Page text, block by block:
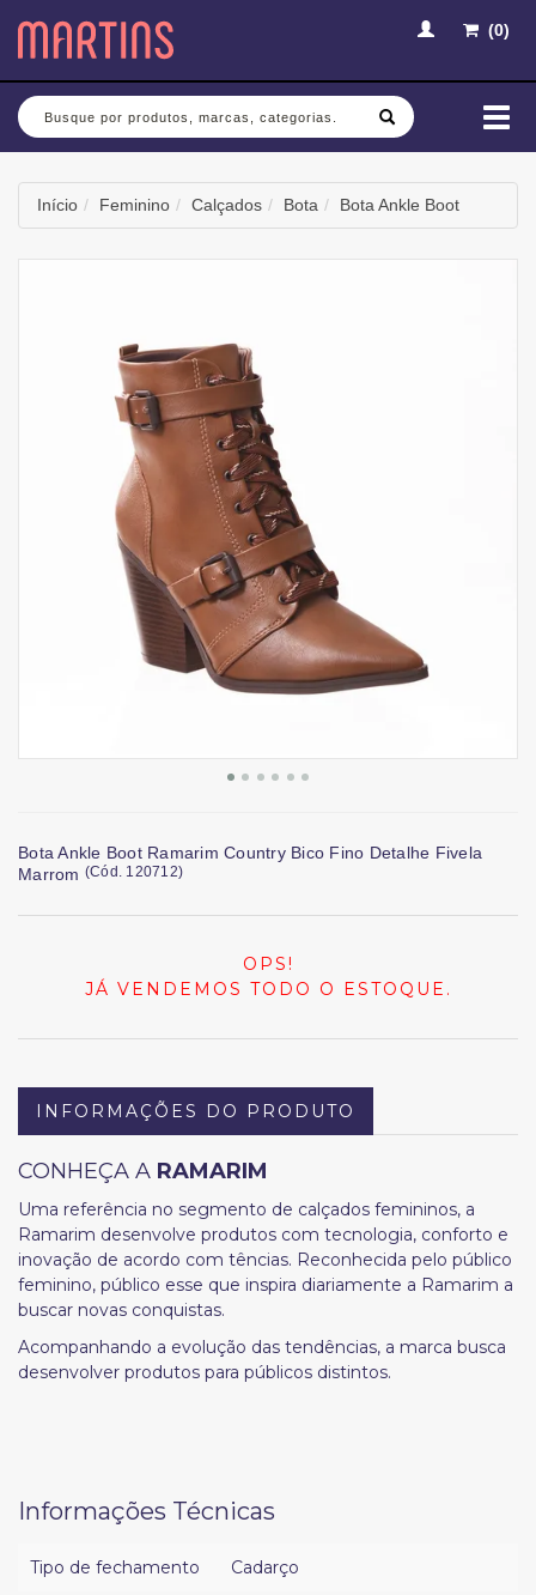
(0)
Busca
Início Feminino Calçados Bota Bota Ankle Boot
Bota Ankle Boot Ramarim Country Bico Fino Detalhe Fivela
Marrom (Cód. 120712)
OPS!
JÁ VENDEMOS TODO O ESTOQUE.
INFORMAÇÕES DO PRODUTO
CONHEÇA A RAMARIM
Uma referência no segmento de calçados femininos, a
Ramarim desenvolve produtos com tecnologia, conforto e
inovação de acordo com tências. Reconhecida pelo público
feminino, público esse que inspira diariamente a Ramarim a
buscar novas conquistas.
Acompanhando a evolução das tendências, a marca busca
desenvolver produtos para públicos distintos.
Informações Técnicas
Tipo de fechamento Cadarço